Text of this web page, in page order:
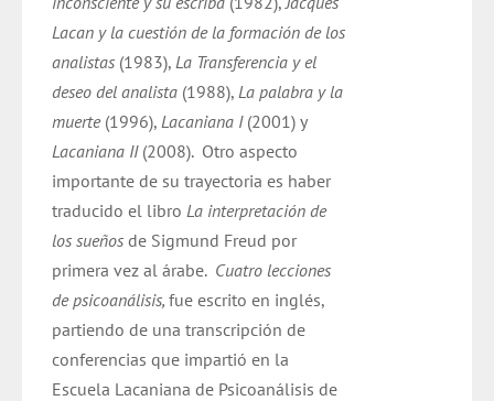
Lacan y la cuestión de la formación de los
analistas (1983),La Transferencia y el
deseo del analista (1988),La palabra y la
muerte (1996),Lacaniana I (2001) y
Lacaniana II (2008). Otro aspecto
importante de su trayectoria es haber
traducido el libroLa interpretación de
los sueñosde Sigmund Freud por
primera vez al árabe. Cuatro lecciones
de psicoanálisis,fue escrito en inglés,
partiendo de una transcripción de
conferencias que impartió en la
Escuela Lacaniana de Psicoanálisis de